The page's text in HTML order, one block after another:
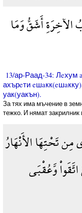
الآخِرَةِ أَشَقُّ وَمَا
13/ар-Раад-34: Лeхум
ахърeти
уак(уакън).
За тях има мъчение в
тежко. И нямат
تَحْتِهَا الأَنْهَارُ
وَّعُقْبَى